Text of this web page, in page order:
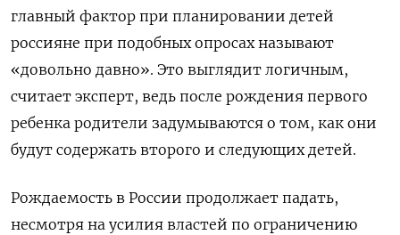
главный фактор при планировании детей
россияне при подобных опросах называют
«довольно давно». Это выглядит логичным,
считает эксперт, ведь после рождения первого
ребенка родители задумываются о том, как они
будут содержать второго и следующих детей.
Рождаемость в России продолжает падать,
несмотря на усилия властей по ограничению